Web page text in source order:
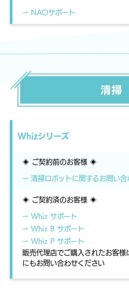
⇀ NAOサポート
Whizシリーズ
◈ ご契約前のお客様 ◈
⇀ 清掃ロボットに関するお問い合
◈ ご契約済のお客様 ◈
⇀ Whiz サポート
⇀ Whiz B サポート
⇀ Whiz P サポート
販売代理店でご購入されたお客様
にもお問い合わせください